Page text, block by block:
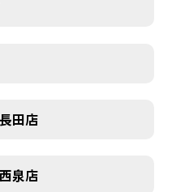
田店
泉店